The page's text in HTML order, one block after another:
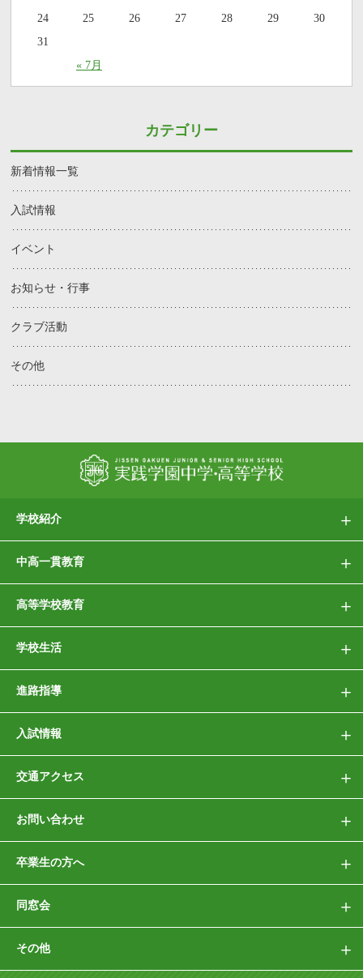
« 7月
24
25 26 27 28 29
30
31
カテゴリー
新着情報一覧
入試情報
イベント
お知らせ・行事
クラブ活動
その他
学校紹介
中高一貫教育
高等学校教育
学校生活
進路指導
入試情報
交通アクセス
お問い合わせ
卒業生の方へ
同窓会
その他